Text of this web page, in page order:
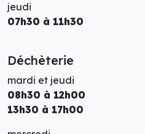
jeudi
07h30 à 11h30
Déchèterie
mardi et jeudi
08h30 à 12h00
13h30 à 17h00